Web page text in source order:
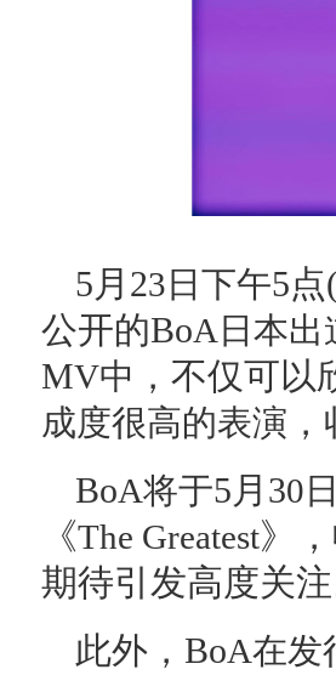
5月23日下午5点
公开的BoA日本出
MV中 ，不仅可
成度很高的表演
BoA将于5月30
《The Greatest》
期待引发高度关注
此外，BoA在发